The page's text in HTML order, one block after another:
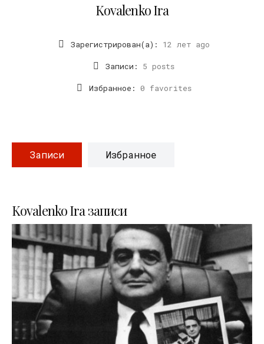
Kovalenko Ira
Зарегистрирован(а): 12 лет ago
Записи: 5 posts
Избранное: 0 favorites
Записи Избранное
Kovalenko Ira записи